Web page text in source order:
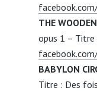
THE
opus 1 –
BABYLON
Titre : Des fois